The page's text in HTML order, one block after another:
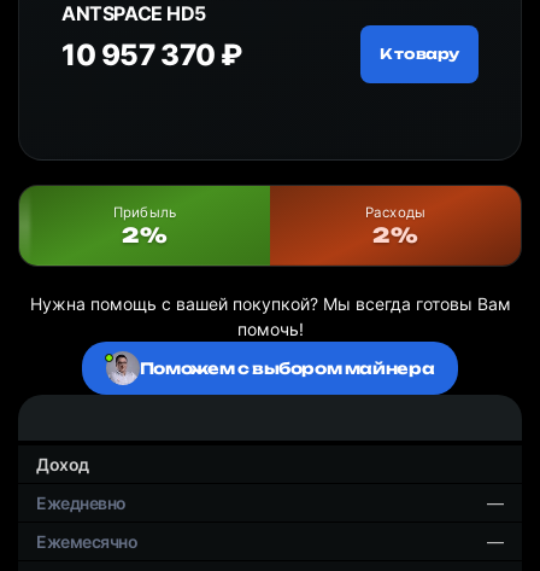
ANTSPACE HD5
10 957 370 ₽ К товару
Прибыль
2%
Расходы
2%
Нужна помощь с вашей покупкой? Мы всегда готовы Вам
помочь!
Поможем с выбором майнера
Доход
—
—